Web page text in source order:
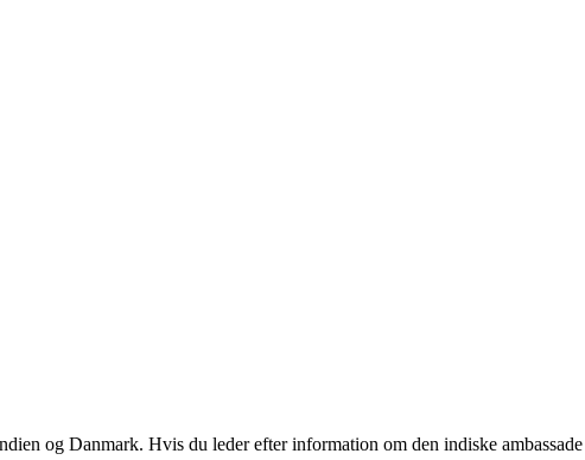
og Danmark. Hvis du leder efter information om den indiske ambassade